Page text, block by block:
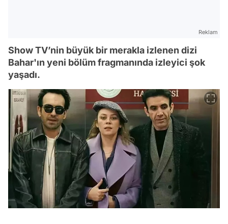
Reklam
Show TV’nin büyük bir merakla izlenen dizi
Bahar'ın yeni bölüm fragmanında izleyici şok
yaşadı.